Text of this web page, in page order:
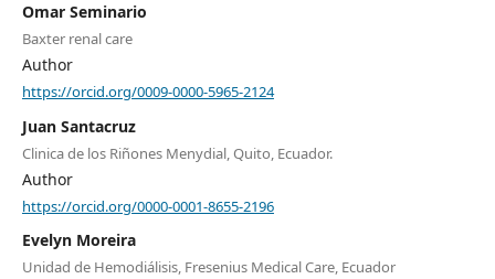
Omar Seminario
Baxter renal care
Author
https://orcid.org/0009-0000-5965-2124
Juan Santacruz
Clinica de los Riñones Menydial, Quito, Ecuador.
Author
https://orcid.org/0000-0001-8655-2196
Evelyn Moreira
Unidad de Hemodiálisis, Fresenius Medical Care, Ecuador